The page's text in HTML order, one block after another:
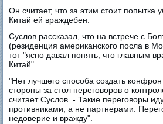
Он считает, что за этим стоит попытка
Китай ей враждебен.
Суслов рассказал, что на встрече с
(резиденция американского посла в
тот "ясно давал понять, что главным
Китай".
"Нет лучшего способа создать
стороны за стол переговоров о
считает Суслов. - Такие переговоры
противниками, а не партнерами.
недоверие и вражду".